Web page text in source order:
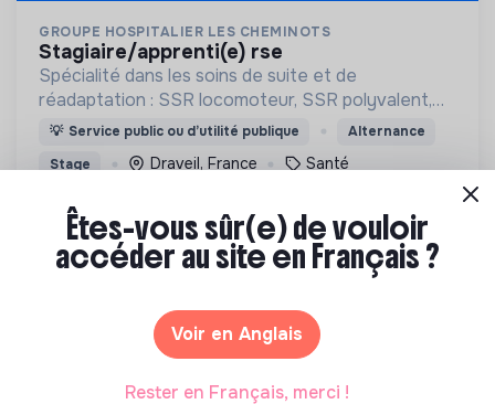
GROUPE HOSPITALIER LES CHEMINOTS
stagiaire/apprenti(e) rse
Spécialité dans les soins de suite et de
réadaptation : SSR locomoteur, SSR polyvalent,
SSR associé en cancérologie.
💡 Service public ou d’utilité publique
Alternance
Stage
Draveil, France Santé
COEUR D'ESSONNE AGGLOMÉRATION
Êtes-vous sûr(e) de vouloir
accéder au site en Français ?
Voir en Anglais
Rester en Français, merci !